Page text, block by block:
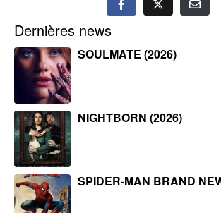
Dernières news
SOULMATE (2026)
NIGHTBORN (2026)
SPIDER-MAN BRAND